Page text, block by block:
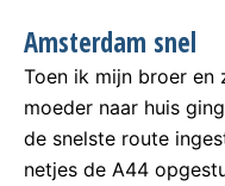
Amsterdam snel
Toen ik mijn broer en
moeder naar huis
de snelste route
netjes de A44